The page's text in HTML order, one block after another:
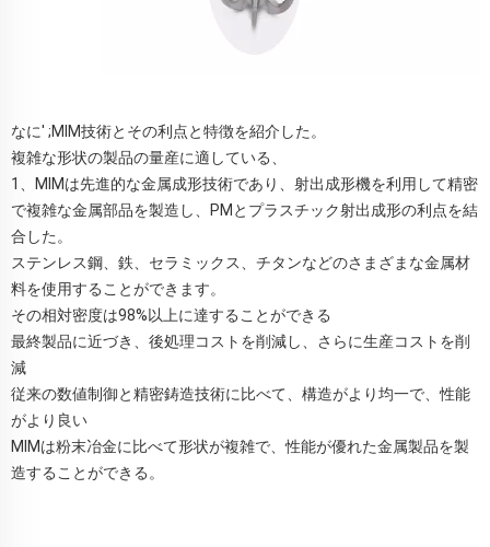
なに' ;MIM技術とその利点と特徴を紹介した。
複雑な形状の製品の量産に適している、
1、MIMは先進的な金属成形技術であり、射出成形機を利用して精密
で複雑な金属部品を製造し、PMとプラスチック射出成形の利点を結
合した。
ステンレス鋼、鉄、セラミックス、チタンなどのさまざまな金属材
料を使用することができます。
その相対密度は98%以上に達することができる
最終製品に近づき、後処理コストを削減し、さらに生産コストを削
減
従来の数値制御と精密鋳造技術に比べて、構造がより均一で、性能
がより良い
MIMは粉末冶金に比べて形状が複雑で、性能が優れた金属製品を製
造することができる。